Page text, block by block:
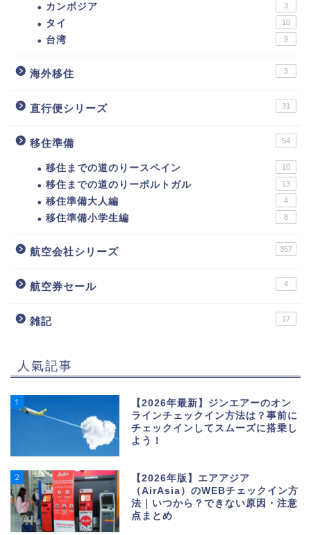
カンボジア 3
タイ 10
台湾 9
海外移住 3
直行便シリーズ 31
移住準備 54
移住までの道のりースペイン 10
移住までの道のりーポルトガル 13
移住準備大人編 4
移住準備小学生編 8
航空会社シリーズ 357
航空券セール 4
雑記 17
人氣記事
1
【2026年最新】ジンエアーのオン
ラインチェックイン方法は？事前に
チェックインしてスムーズに搭乗し
よう！
2
【2026年版】エアアジア
（AirAsia）のWEBチェックイン方
法｜いつから？できない原因・注意
点まとめ